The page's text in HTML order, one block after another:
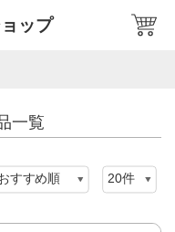
ップ
一覧